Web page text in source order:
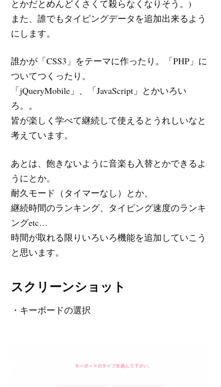
とかだとめんどくさくて殺らなくなりそう。)
また、誰でもタイピングデータを追加出来るよう
にします。
誰かが「CSS3」をテーマに作ったり。「PHP」に
ついてつくったり。
「jQueryMobile」、「JavaScript」とかいろい
ろ。。
皆が楽しく学べて継続して使えるとうれしいなと
考えています。
あとは、飽きないように音楽も入替とかできるよ
うにとか。
耐久モード（タイマーなし）とか、
継続時間のランキング、タイピング速度のランキ
ングetc…
時間が取れる限りいろいろ機能を追加していこう
と思います。
スクリーンショット
・キーボードの選択